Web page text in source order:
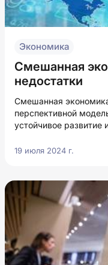
Экономика
Смешанная
недостатки
Смешанная
перспективной
устойчивое развитие
19 июля 2024 г.